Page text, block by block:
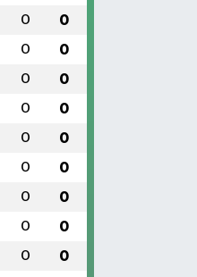
0 0
0 0
0 0
0 0
0 0
0 0
0 0
0 0
0 0